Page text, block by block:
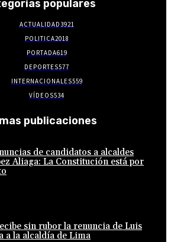
populares
ACTUALIDAD3921
POLITICA2018
PORTADA619
DEPORTES577
INTERNACIONALES559
VÍDEOS534
publicaciones
de candidatos a alcaldes
Aliaga: La Constitución está por
sin rubor la renuncia de Luis
a la alcaldía de Lima